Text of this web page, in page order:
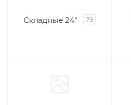
Складные 24" 79